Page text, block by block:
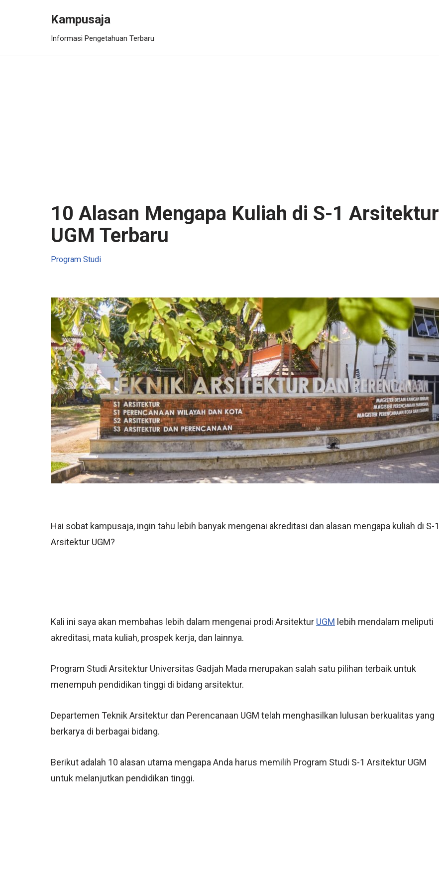
Kampusaja
Informasi Pengetahuan Terbaru
10 Alasan Mengapa Kuliah di S-1 Arsitektur
UGM Terbaru
Program Studi
Hai sobat kampusaja, ingin tahu lebih banyak mengenai akreditasi dan alasan mengapa kuliah di S-1
Arsitektur UGM?
Kali ini saya akan membahas lebih dalam mengenai prodi Arsitektur UGM lebih mendalam meliputi
akreditasi, mata kuliah, prospek kerja, dan lainnya.
Program Studi Arsitektur Universitas Gadjah Mada merupakan salah satu pilihan terbaik untuk
menempuh pendidikan tinggi di bidang arsitektur.
Departemen Teknik Arsitektur dan Perencanaan UGM telah menghasilkan lulusan berkualitas yang
berkarya di berbagai bidang.
Berikut adalah 10 alasan utama mengapa Anda harus memilih Program Studi S-1 Arsitektur UGM
untuk melanjutkan pendidikan tinggi.